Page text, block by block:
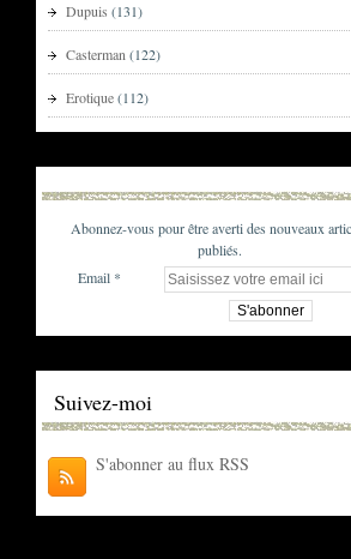
Dupuis (131)
Casterman (122)
Erotique(112)
Abonnez-vous pour être averti des nouveaux
publiés.
Email
Suivez-moi
S'abonner au flux RSS